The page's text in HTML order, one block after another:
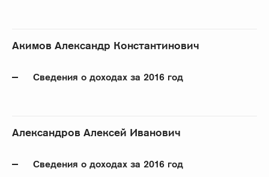
Акимов Александр Константинович
Сведения о доходах за 2016 год
Александров Алексей Иванович
Сведения о доходах за 2016 год